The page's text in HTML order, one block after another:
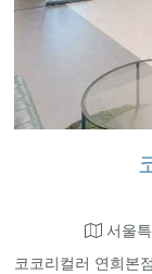
서울
코코리컬러 연희본